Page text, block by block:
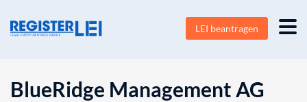
LEI beantragen
BlueRidge Management AG